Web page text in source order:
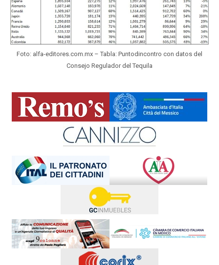
Foto: alfa-editores.com.mx – Tabla: Puntodincontro con datos del
Consejo Regulador del Tequila